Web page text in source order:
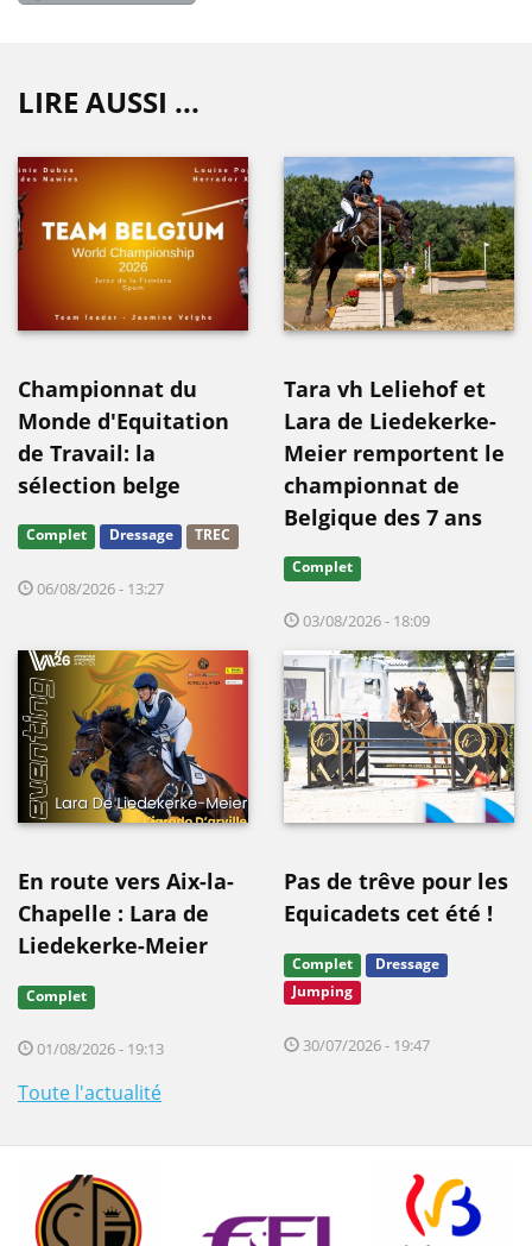
LIRE AUSSI ...
Championnat du
Monde d'Equitation
de Travail: la
sélection belge
Complet Dressage TREC
06/08/2026 - 13:27
Tara vh Leliehof et
Lara de Liedekerke-
Meier remportent le
championnat de
Belgique des 7 ans
Complet
03/08/2026 - 18:09
En route vers Aix-la-
Chapelle : Lara de
Liedekerke-Meier
Complet
01/08/2026 - 19:13
Pas de trêve pour les
Equicadets cet été !
Complet
Dressage
Jumping
30/07/2026 - 19:47
Toute l'actualité